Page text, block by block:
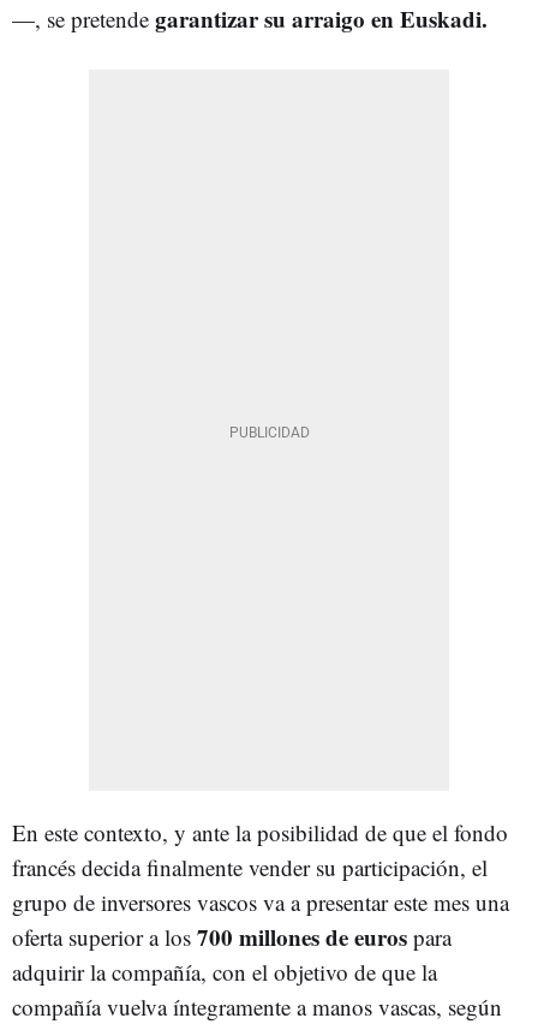
—, se pretende garantizar su arraigo en Euskadi.
En este contexto, y ante la posibilidad de que el fondo
francés decida finalmente vender su participación, el
grupo de inversores vascos va a presentar este mes una
oferta superior a los 700 millones de euros para
adquirir la compañía, con el objetivo de que la
compañía vuelva íntegramente a manos vascas, según